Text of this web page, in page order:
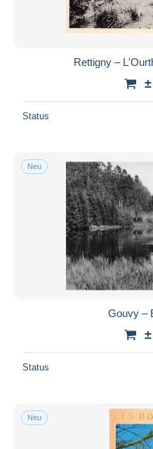
Rettigny –
Status
Neu
Gouvy –
Status
Neu